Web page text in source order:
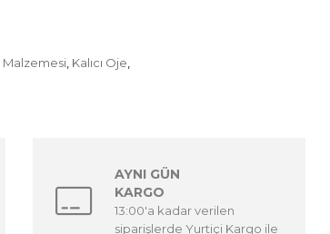
Malzemesi, Kalıcı Oje
AYNI GÜN
KARGO
13:00'a kadar verilen
siparişlerde Yurtiçi Kargo ile